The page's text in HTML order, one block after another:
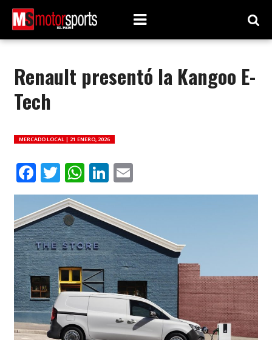
Renault presentó la Kangoo E-
Tech
MERCADO LOCAL | 21 ENERO, 2026
Facebook
Twitter
WhatsApp
LinkedIn
Email